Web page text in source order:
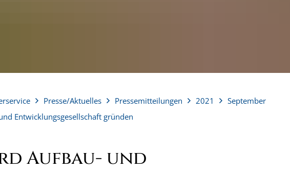
Presse/Aktuelles Pressemitteilungen 2021
September
Entwicklungsgesellschaft gründen
Aufbau- und